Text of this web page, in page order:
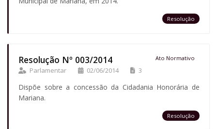
Resolução
Resolução Nº 003/2014 Ato Normativo
Parlamentar 02/06/2014 3
Dispõe sobre a concessão da Cidadania Honorária de
Mariana.
Resolução